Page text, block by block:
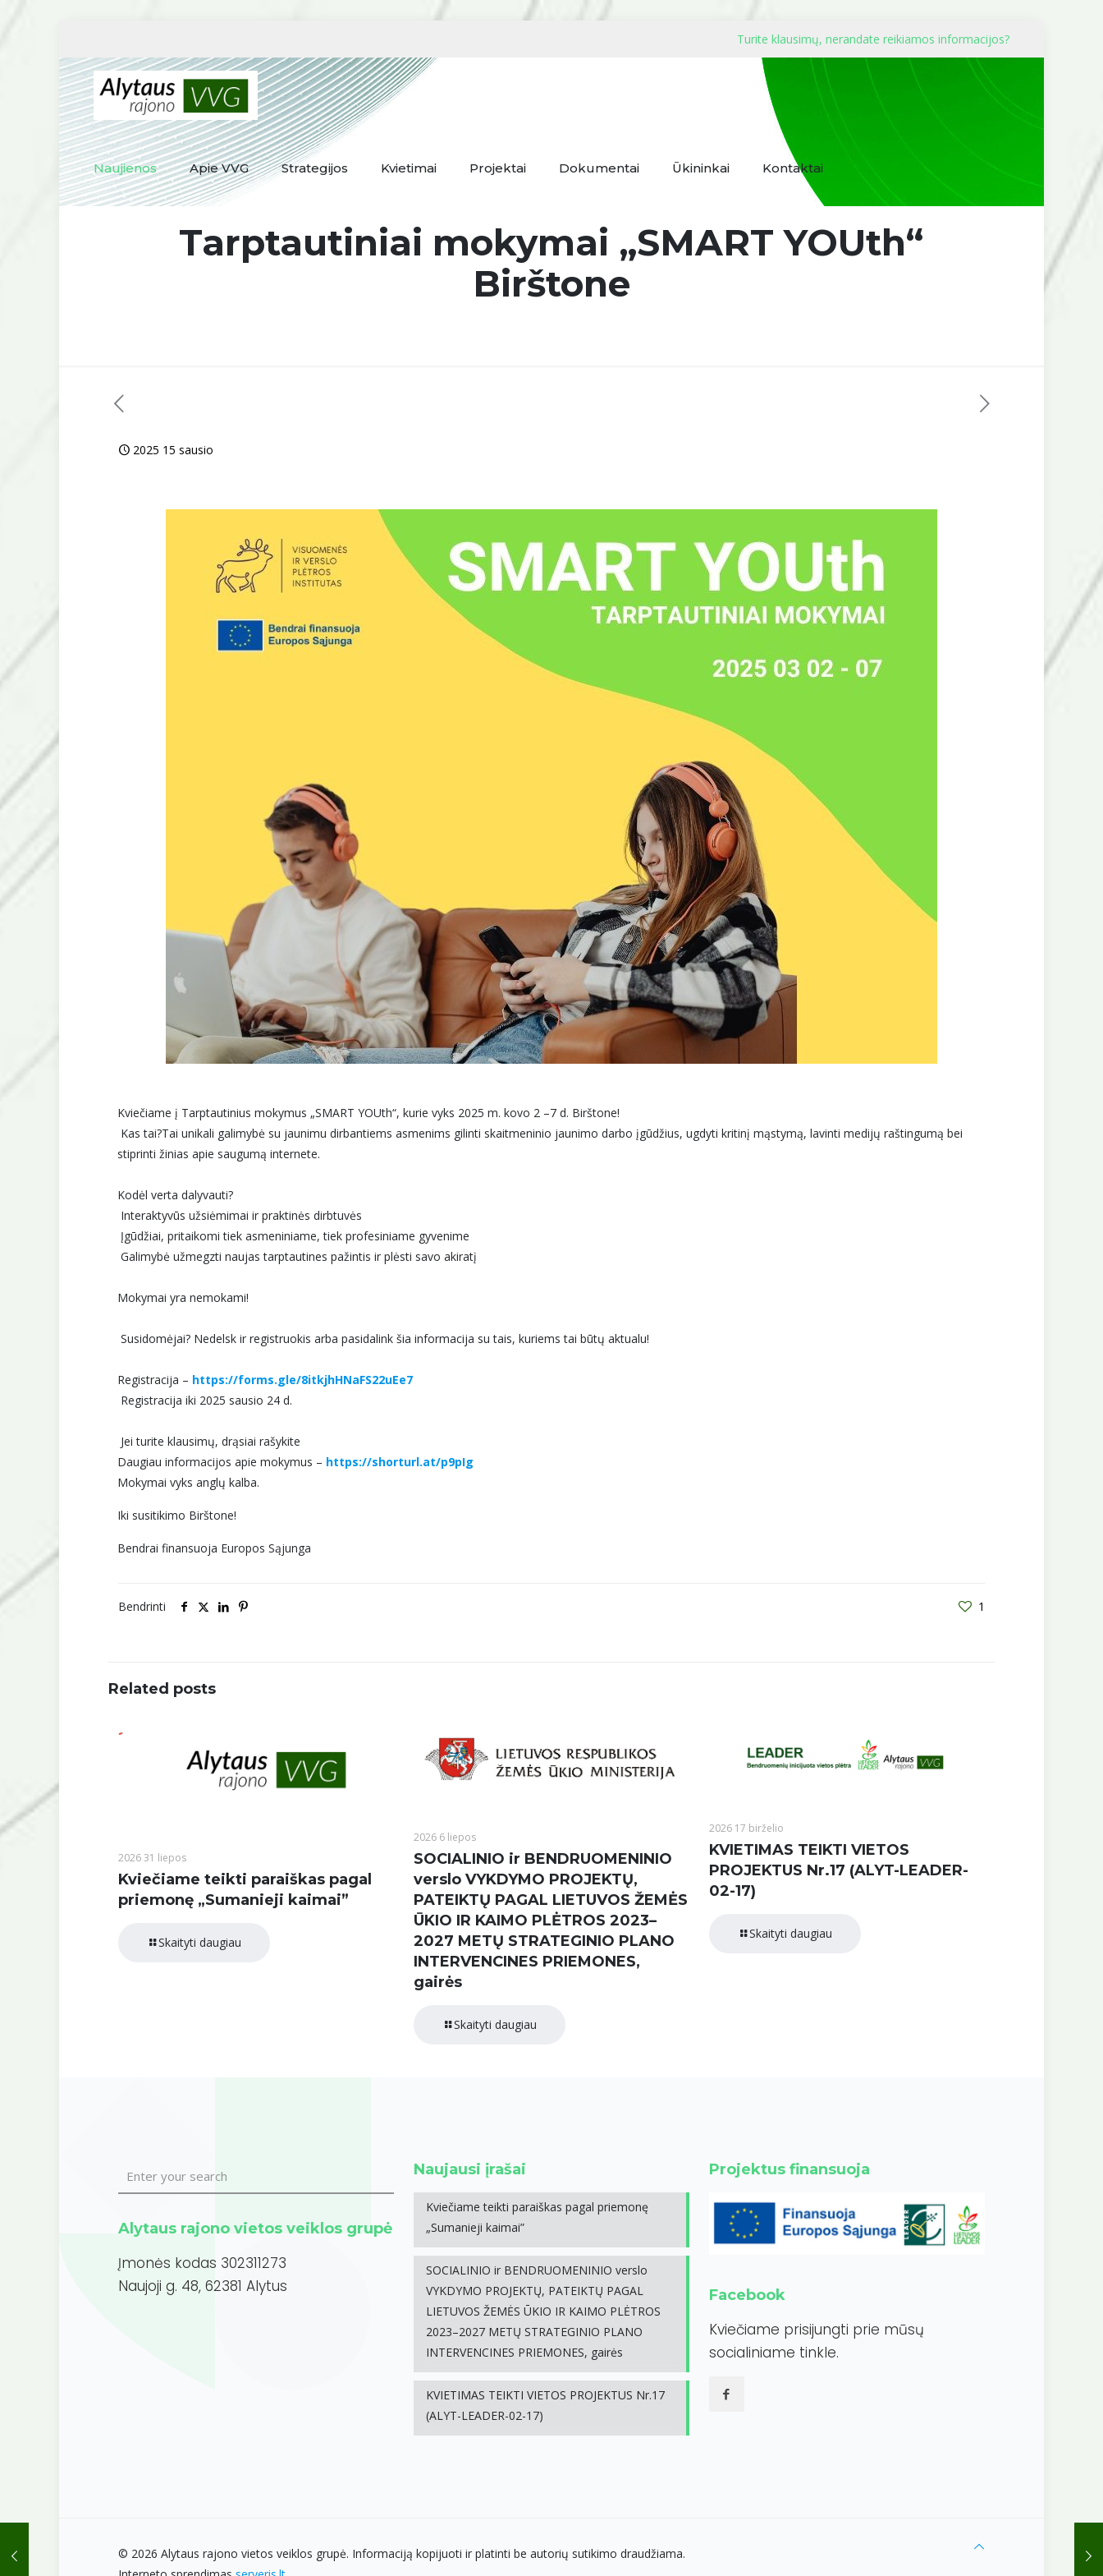
Turite klausimų, nerandate reikiamos informacijos?
Naujienos Apie VVG Strategijos Kvietimai Projektai Dokumentai Ūkininkai Kontaktai
Tarptautiniai mokymai „SMART YOUth“
Birštone
2025 15 sausio
Kviečiame į Tarptautinius mokymus „SMART YOUth“, kurie vyks 2025 m. kovo 2 –7 d. Birštone!
Kas tai?Tai unikali galimybė su jaunimu dirbantiems asmenims gilinti skaitmeninio jaunimo darbo įgūdžius, ugdyti kritinį mąstymą, lavinti medijų raštingumą bei
stiprinti žinias apie saugumą internete.
Kodėl verta dalyvauti?
Interaktyvūs užsiėmimai ir praktinės dirbtuvės
Įgūdžiai, pritaikomi tiek asmeniniame, tiek profesiniame gyvenime
Galimybė užmegzti naujas tarptautines pažintis ir plėsti savo akiratį
Mokymai yra nemokami!
Susidomėjai? Nedelsk ir registruokis arba pasidalink šia informacija su tais, kuriems tai būtų aktualu!
Registracija – https://forms.gle/8itkjhHNaFS22uEe7
Registracija iki 2025 sausio 24 d.
Jei turite klausimų, drąsiai rašykite
Daugiau informacijos apie mokymus – https://shorturl.at/p9pIg
Mokymai vyks anglų kalba.
Iki susitikimo Birštone!
Bendrai finansuoja Europos Sąjunga
Bendrinti 1
Related posts
2026 31 liepos
Kviečiame teikti paraiškas pagal
priemonę „Sumanieji kaimai”
Skaityti daugiau
2026 6 liepos
SOCIALINIO ir BENDRUOMENINIO
verslo VYKDYMO PROJEKTŲ,
PATEIKTŲ PAGAL LIETUVOS ŽEMĖS
ŪKIO IR KAIMO PLĖTROS 2023–
2027 METŲ STRATEGINIO PLANO
INTERVENCINES PRIEMONES,
gairės
Skaityti daugiau
2026 17 birželio
KVIETIMAS TEIKTI VIETOS
PROJEKTUS Nr.17 (ALYT-LEADER-
02-17)
Skaityti daugiau
Alytaus rajono vietos veiklos grupė
Įmonės kodas 302311273
Naujoji g. 48, 62381 Alytus
Naujausi įrašai
Kviečiame teikti paraiškas pagal priemonę
„Sumanieji kaimai”
SOCIALINIO ir BENDRUOMENINIO verslo
VYKDYMO PROJEKTŲ, PATEIKTŲ PAGAL
LIETUVOS ŽEMĖS ŪKIO IR KAIMO PLĖTROS
2023–2027 METŲ STRATEGINIO PLANO
INTERVENCINES PRIEMONES, gairės
KVIETIMAS TEIKTI VIETOS PROJEKTUS Nr.17
(ALYT-LEADER-02-17)
Projektus finansuoja
Facebook
Kviečiame prisijungti prie mūsų
socialiniame tinkle.
© 2026 Alytaus rajono vietos veiklos grupė. Informaciją kopijuoti ir platinti be autorių sutikimo draudžiama.